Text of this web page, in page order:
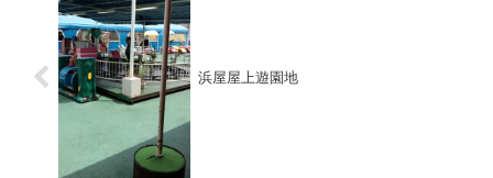
浜屋屋上遊園地